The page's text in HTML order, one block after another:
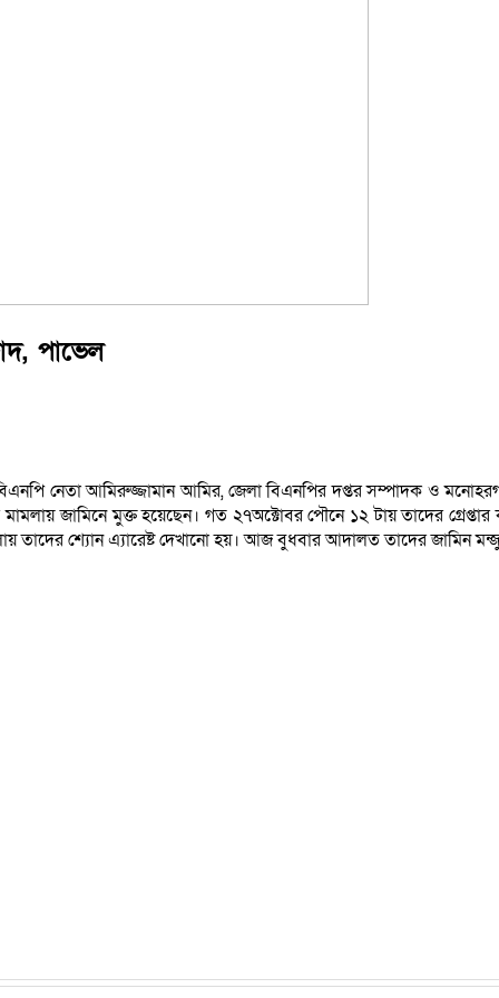
পাভেল
নেতা আমিরুজ্জামান আমির, জেলা বিএনপির দপ্তর সম্পাদক ও
জামিনে মুক্ত হয়েছেন। গত ২৭অক্টোবর পৌনে ১২ টায় তাদের
শ্যোন এ্যারেষ্ট দেখানো হয়। আজ বুধবার আদালত তাদের জামিন মন্জুর